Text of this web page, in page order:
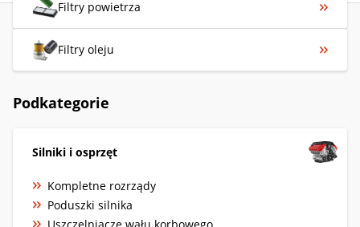
Filtry powietrza
Filtry oleju
Podkategorie
Silniki i osprzęt
Kompletne rozrządy
Poduszki silnika